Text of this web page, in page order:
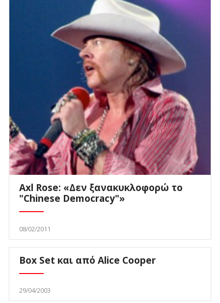
Axl Rose: «Δεν ξανακυκλοφορώ το
"Chinese Democracy"»
08/02/2011
Box Set και από Alice Cooper
29/04/2003